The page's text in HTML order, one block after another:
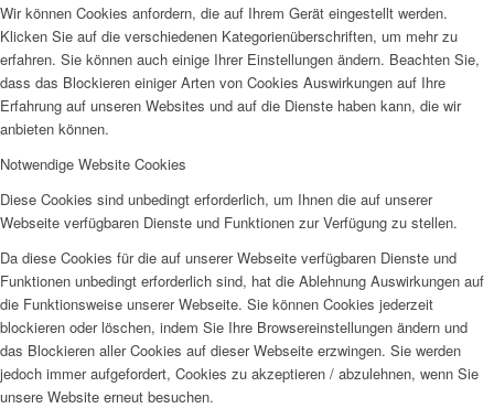
Wir können Cookies anfordern, die auf Ihrem Gerät eingestellt werden.
Klicken Sie auf die verschiedenen Kategorienüberschriften, um mehr zu
erfahren. Sie können auch einige Ihrer Einstellungen ändern. Beachten Sie,
dass das Blockieren einiger Arten von Cookies Auswirkungen auf Ihre
Erfahrung auf unseren Websites und auf die Dienste haben kann, die wir
anbieten können.
Notwendige Website Cookies
Diese Cookies sind unbedingt erforderlich, um Ihnen die auf unserer
Webseite verfügbaren Dienste und Funktionen zur Verfügung zu stellen.
Da diese Cookies für die auf unserer Webseite verfügbaren Dienste und
Funktionen unbedingt erforderlich sind, hat die Ablehnung Auswirkungen auf
die Funktionsweise unserer Webseite. Sie können Cookies jederzeit
blockieren oder löschen, indem Sie Ihre Browsereinstellungen ändern und
das Blockieren aller Cookies auf dieser Webseite erzwingen. Sie werden
jedoch immer aufgefordert, Cookies zu akzeptieren / abzulehnen, wenn Sie
unsere Website erneut besuchen.